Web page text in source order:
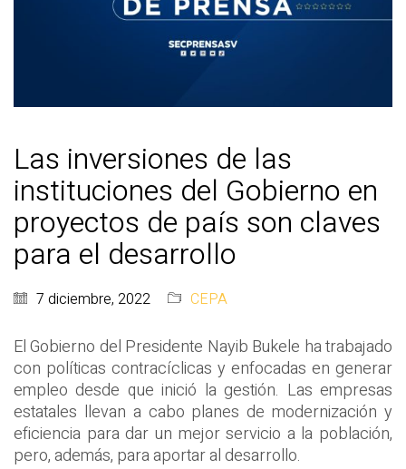
Las inversiones de las
instituciones del Gobierno en
proyectos de país son claves
para el desarrollo
7 diciembre, 2022 CEPA
El Gobierno del Presidente Nayib Bukele ha trabajado
con políticas contracíclicas y enfocadas en generar
empleo desde que inició la gestión. Las empresas
estatales llevan a cabo planes de modernización y
eficiencia para dar un mejor servicio a la población,
pero, además, para aportar al desarrollo.